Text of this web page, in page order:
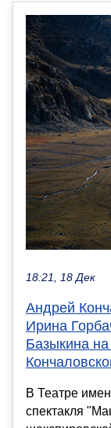
18:21, 18 Дек
Андрей
Ирина
Базыкина
В Театре
спектакля